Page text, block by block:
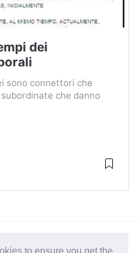
to ensure you get the
dei
sono connettori che
che danno